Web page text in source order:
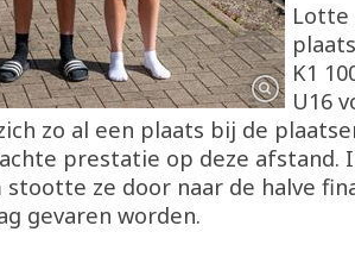
Lotte
K1
U16
zo al een plaats bij de
prestatie op deze afstand.
stootte ze door naar de halve
gevaren worden.